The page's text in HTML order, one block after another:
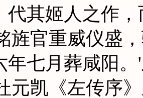
代其姬人之作
旌官重威仪盛
年七月葬咸阳
元凯《左传序